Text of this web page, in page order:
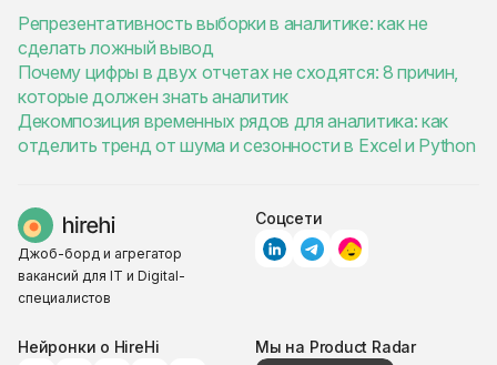
Репрезентативность выборки в аналитике: как не
сделать ложный вывод
Почему цифры в двух отчетах не сходятся: 8 причин,
которые должен знать аналитик
Декомпозиция временных рядов для аналитика: как
отделить тренд от шума и сезонности в Excel и Python
Джоб-борд и агрегатор
вакансий для IT и Digital-
специалистов
Соцсети
Нейронки о HireHi Мы на Product Radar